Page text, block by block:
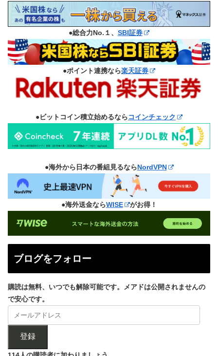
●総合力No.１、 SBI証券
●ポイント連携なら楽天証券
●ビットコイン積立始めるならコインチェック
●海外から日本の番組見るならNordVPN
●海外送金ならWISE がお得！
ブログをフォロー
購読は無料、いつでも解除可能です。メアドは公開されませんの
で安心です。
登録